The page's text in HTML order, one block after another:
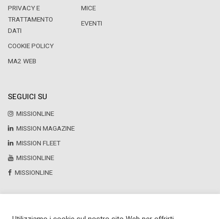
PRIVACY E
TRATTAMENTO
DATI
COOKIE POLICY
MA2 WEB
MICE
EVENTI
SEGUICI SU
MISSIONLINE
MISSION MAGAZINE
MISSION FLEET
MISSIONLINE
MISSIONLINE